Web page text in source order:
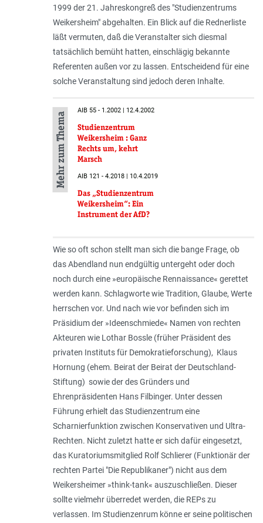
1999 der 21. Jahreskongreß des "Studienzentrums
Weikersheim" abgehalten. Ein Blick auf die Rednerliste
läßt vermuten, daß die Veranstalter sich diesmal
tatsächlich bemüht hatten, einschlägig bekannte
Referenten außen vor zu lassen. Entscheidend für eine
solche Veranstaltung sind jedoch deren Inhalte.
Mehr zum Thema
AIB 55 - 1.2002 | 12.4.2002
Studienzentrum
Weikersheim : Ganz
Rechts um, kehrt
Marsch
AIB 121 - 4.2018 | 10.4.2019
Das „Studienzentrum
Weikersheim“: Ein
Instrument der AfD?
Wie so oft schon stellt man sich die bange Frage, ob
das Abendland nun endgültig untergeht oder doch
noch durch eine »europäische Rennaissance« gerettet
werden kann. Schlagworte wie Tradition, Glaube, Werte
herrschen vor. Und nach wie vor befinden sich im
Präsidium der »Ideenschmiede« Namen von rechten
Akteuren wie Lothar Bossle (früher Präsident des
privaten Instituts für Demokratieforschung), Klaus
Hornung (ehem. Beirat der Beirat der Deutschland-
Stiftung) sowie der des Gründers und
Ehrenpräsidenten Hans Filbinger. Unter dessen
Führung erhielt das Studienzentrum eine
Scharnierfunktion zwischen Konservativen und Ultra-
Rechten. Nicht zuletzt hatte er sich dafür eingesetzt,
das Kuratoriumsmitglied Rolf Schlierer (Funktionär der
rechten Partei "Die Republikaner") nicht aus dem
Weikersheimer »think-tank« auszuschließen. Dieser
sollte vielmehr überredet werden, die REPs zu
verlassen. Im Studienzenrum könne er seine politischen